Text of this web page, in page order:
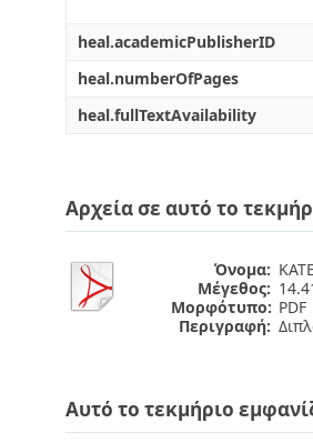
heal.academicPublisherID
heal.numberOfPages
heal.fullTextAvailability
Αρχεία σε αυτό το
Όνομα:
Μέγεθος:
Μορφότυπο: PDF
Περιγραφή:
Αυτό το τεκμήριο